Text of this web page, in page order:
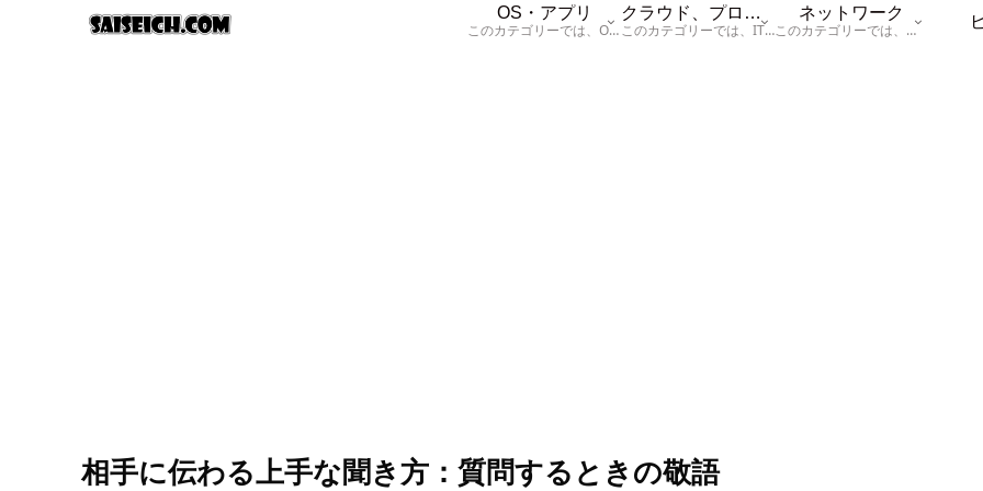
OS・アプリ
このカテゴリーでは、OSに関する情報を記載しています。
クラウド、プログラム
このカテゴリーでは、ITに関する基本的な情報として「ハードウェア、「サーバー」、「データベース、「ネットワーク」、「セキュリティ」、「プログラム」に関する情報を記載しています。
ネットワーク
このカテゴリーでは、「ネットワーク」に関する情報を記載しています。
相手に伝わる上手な聞き方：質問するときの敬語